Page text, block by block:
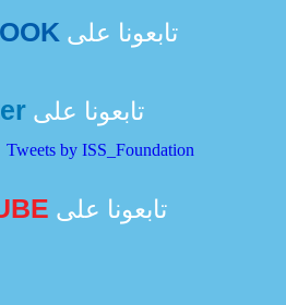
تابعونا على
تابعونا على
Tweets by ISS_Foundation
تابعونا على